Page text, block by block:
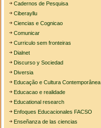
Cadernos de Pesquisa
Ciberayllu
Ciencias e Cognicao
Comunicar
Curriculo sem fronteiras
Dialnet
Discurso y Sociedad
Diversia
Educação e Cultura Contemporânea
Educacao e realidade
Educational research
Enfoques Educacionales FACSO
Enseñanza de las ciencias